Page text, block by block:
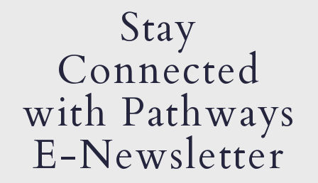
Stay
Connected
with Pathways
E-Newsletter